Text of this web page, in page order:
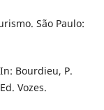
São Paulo:
Bourdieu, P.
Vozes.